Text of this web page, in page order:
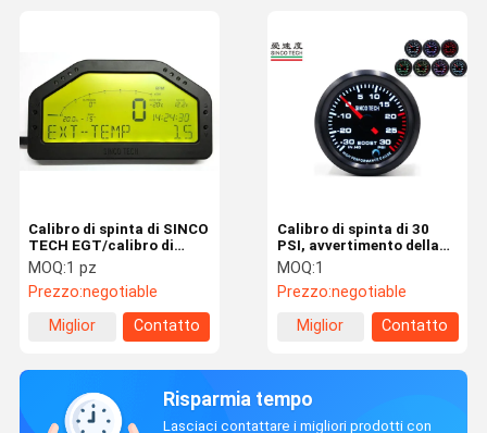
Calibro di spinta di SINCO
TECH EGT/calibro di
Digital EGT a 6,5 pollici
con esposizione LCD
MOQ:1 pz
Prezzo:negotiable
Miglior
Contatto
Calibro di spinta di 30
PSI, avvertimento della
lampadina LED di colori
del calibro sette di 50MM
Digital Turbo
MOQ:1
Prezzo:negotiable
Miglior
Contatto
Risparmia tempo
Lasciaci contattare i migliori prodotti con